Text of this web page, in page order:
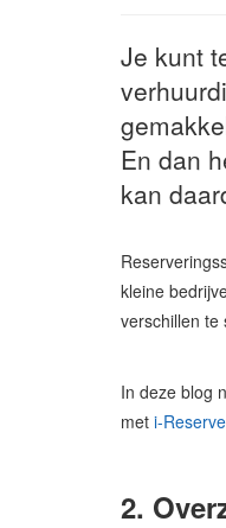
Je kunt
En dan
kan
kleine
verschillen te
In deze blog
met i-Reserve
2.